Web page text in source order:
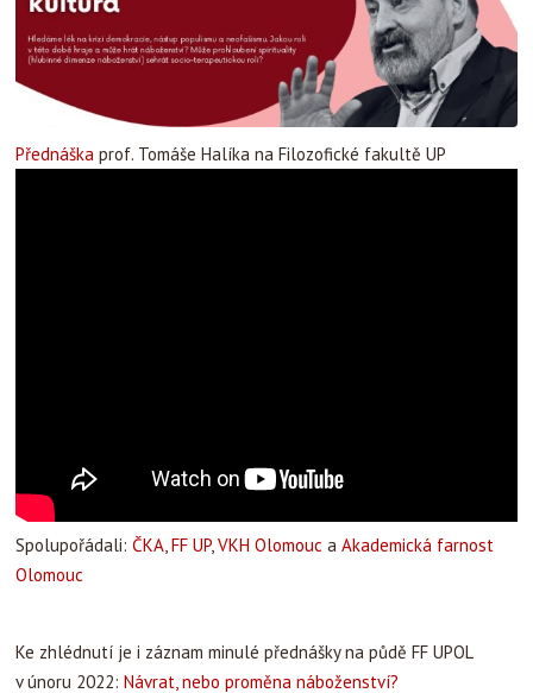
Přednáška prof. Tomáše Halíka na Filozofické fakultě UP
Spolupořádali: ČKA,FF UP,VKH Olomouc a Akademická farnost
Olomouc
Ke zhlédnutí je i záznam minulé přednášky na půdě FF UPOL
v únoru 2022: Návrat, nebo proměna náboženství?